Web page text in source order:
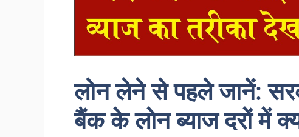
लोन लेने से पहले जानें:
बैंक के लोन ब्याज दरों में